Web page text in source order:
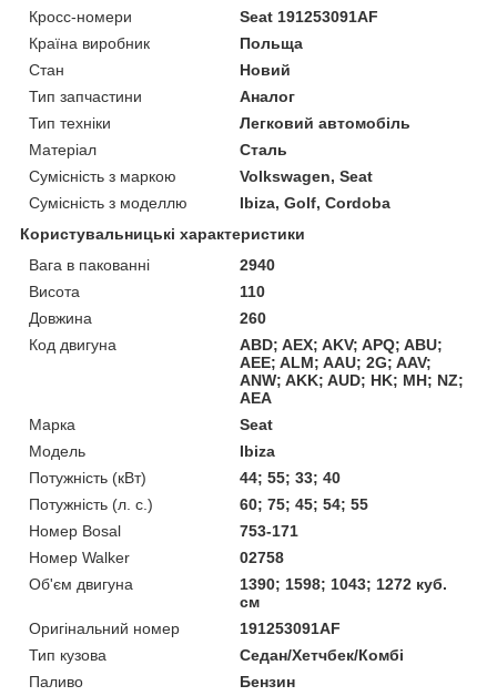
Кросс-номери
Seat 191253091AF
Країна виробник
Польща
Стан
Новий
Тип запчастини
Аналог
Тип техніки
Легковий автомобіль
Матеріал
Сталь
Сумісність з маркою
Volkswagen, Seat
Сумісність з моделлю
Ibiza, Golf, Cordoba
Користувальницькі характеристики
Вага в пакованні
2940
Висота
110
Довжина
260
Код двигуна
ABD; AEX; AKV; APQ; ABU;
AEE; ALM; AAU; 2G; AAV;
ANW; AKK; AUD; HK; MH; NZ;
AEA
Марка
Seat
Мoдель
Ibiza
Потужність (кВт)
44; 55; 33; 40
Потужність (л. с.)
60; 75; 45; 54; 55
Номер Bosal
753-171
Номер Walker
02758
Об'єм двигуна
1390; 1598; 1043; 1272 куб.
см
Оригінальний номер
191253091AF
Тип кузова
Седан/Хетчбек/Комбі
Паливо
Бензин